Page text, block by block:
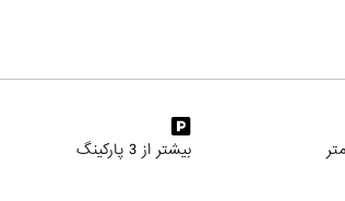
بیشتر از 3 پارکینگ